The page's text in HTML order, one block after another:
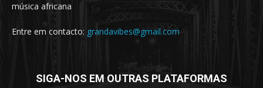
música africana
Entre em contacto: grandavibes@gmail.com
SIGA-NOS EM OUTRAS PLATAFORMAS